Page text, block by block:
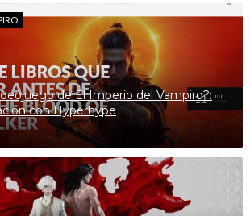
de El Imperio del Vampiro?:
con Hyperhype